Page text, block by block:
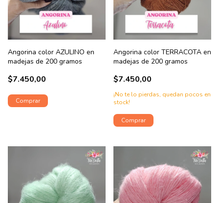
Angorina color AZULINO en
madejas de 200 gramos
$7.450,00
Angorina color TERRACOTA en
madejas de 200 gramos
$7.450,00
¡No te lo pierdas, quedan pocos en
stock!